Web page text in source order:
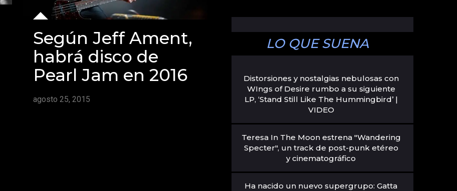
Según Jeff Ament,
habrá disco de
Pearl Jam en 2016
agosto 25, 2015
LO QUE SUENA
Distorsiones y nostalgias nebulosas con
WIngs of Desire rumbo a su siguiente
LP, ‘Stand Still Like The Hummingbird’ |
VIDEO
Teresa In The Moon estrena "Wandering
Specter", un track de post-punk etéreo
y cinematográfico
Ha nacido un nuevo supergrupo: Gatta